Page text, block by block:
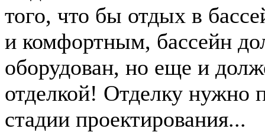
того, что бы отдых в
и комфортным, бассейн
оборудован, но еще и
отделкой! Отделку нужно
стадии проектирования...